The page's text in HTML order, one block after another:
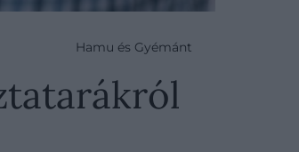
Hamu és Gyémánt